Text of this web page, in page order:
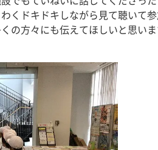
くドキドキしながら見て聴いて
の方々にも伝えてほしいと思いま